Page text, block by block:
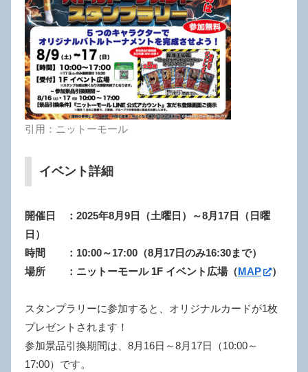
引用：ニットーモール
イベント詳細
開催日 ：2025年8月9日（土曜日）～8月17日（日曜
日）
時間 ：10:00～17:00（8月17日のみ16:30まで）
場所 ：ニットーモール 1F イベント広場（MAP ）
スタンプラリーに参加すると、オリジナルカードが1枚
プレゼントされます！
参加景品引換期間は、8月16日～8月17日（10:00～
17:00）です。